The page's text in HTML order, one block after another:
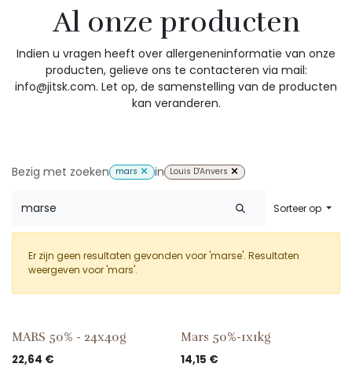
Al onze producten
Indien u vragen heeft over allergeneninformatie van onze
producten, gelieve ons te contacteren via mail:
info@jitsk.com. Let op, de samenstelling van de producten
kan veranderen.
Bezig met zoeken mars in Louis D'Anvers
Sorteer op
Er zijn geen resultaten gevonden voor 'marse'. Resultaten
weergeven voor 'mars'.
MARS 50% - 24x40g
22,64 €
Mars 50%-1x1kg
14,15 €